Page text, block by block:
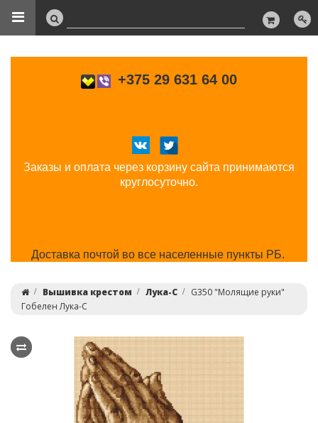
+375 29 631 64 00
Заказы и оплата через корзину сайта принимаются
круглосуточно.
Доставка почтой во все населенные пункты РБ.
Вышивка крестом Лука-С
G350 "Молящие руки"
Гобелен Лука-С
Previous